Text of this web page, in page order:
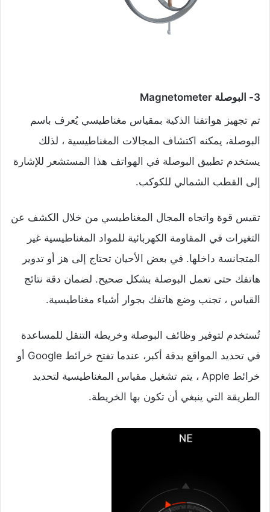
3- البوصلة Magnetometer
تم تجهيز هواتفنا الذكية بمقياس مغناطيسي يُعرف باسم
البوصلة، يمكنه اكتشاف المجالات المغناطيسية ، لذلك
يستخدم تطبيق البوصلة في الهواتف هذا المستشعر للإشارة
إلى القطب الشمالي للكوكب.
تقيس قوة واتجاه المجال المغناطيسي من خلال الكشف عن
التغيرات في المقاومة الكهربائية للمواد المغناطيسية غير
المتجانسة داخلها. في بعض الأحيان تحتاج إلى هز أو تدوير
هاتفك حتى تعمل البوصلة بشكل صحيح. لضمان دقة نتائج
القياس ، تجنب وضع هاتفك بجوار أشياء مغناطيسية.
تُستخدم لتوفير وظائف البوصلة وخريطة التنقل للمساعدة
في تحديد المواقع بدقة أكبر، عندما تفتح خرائط Google أو
خرائط Apple ، يتم تشغيل مقياس المغناطيسية لتحديد
الطريقة التي ينبغي أن تكون بها الخريطة.